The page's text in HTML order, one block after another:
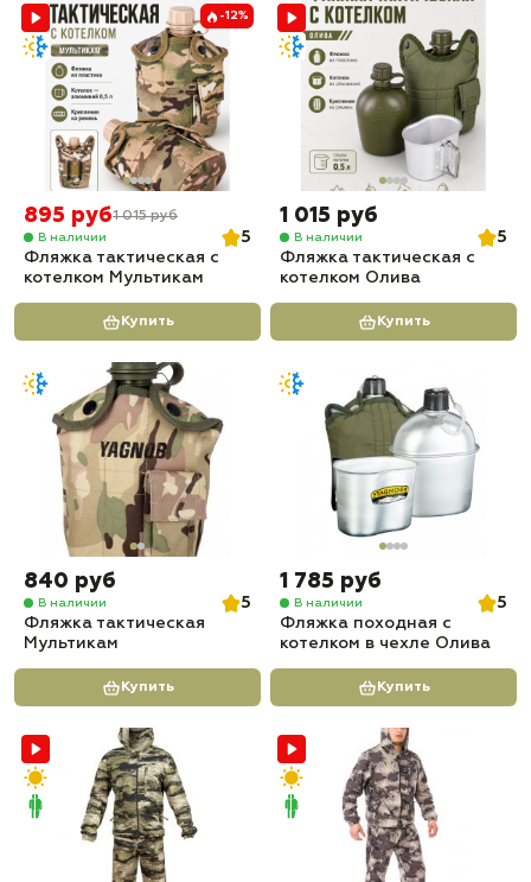
-12%
895 руб1 015 руб
В наличии
5
Фляжка тактическая с
котелком Мультикам
Купить
1 015 руб
В наличии
5
Фляжка тактическая с
котелком Олива
Купить
840 руб
В наличии
5
Фляжка тактическая
Мультикам
Купить
1 785 руб
В наличии
5
Фляжка походная с
котелком в чехле Олива
Купить